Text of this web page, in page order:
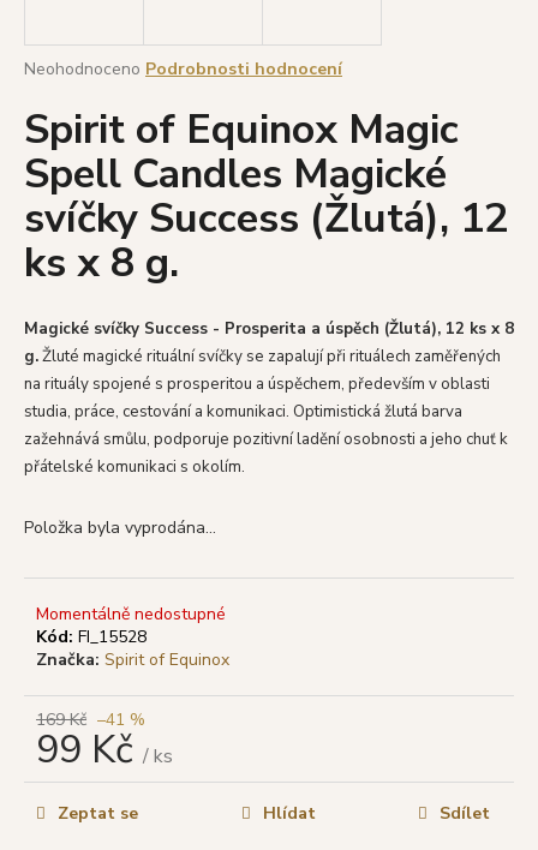
Průměrné
produktu
je
0,0
z
hvězdiček.
Neohodnoceno Podrobnosti hodnocení
Spirit of Equinox Magic
Spell Candles Magické
svíčky Success (Žlutá), 12
ks x 8 g.
Magické svíčky Success - Prosperita a úspěch (Žlutá), 12 ks x 8
g.Žluté magické rituální svíčky se zapalují při rituálech zaměřených
na rituály spojené s prosperitou a úspěchem, především v oblasti
studia, práce, cestování a komunikaci. Optimistická žlutá barva
zažehnává smůlu, podporuje pozitivní ladění osobnosti a jeho chuť k
přátelské komunikaci s okolím.
Položka byla vyprodána…
Momentálně nedostupné
Kód: FI_15528
Značka: Spirit of Equinox
169 Kč –41 %
99 Kč / ks
Měrná
cena:Zeptat se Hlídat Sdílet
j
t
?
HLEDAT
D
o
p
o
u
č
e
m
SHRINIVAS
SATYA
VONNÉ
TYČINKY
WHITE